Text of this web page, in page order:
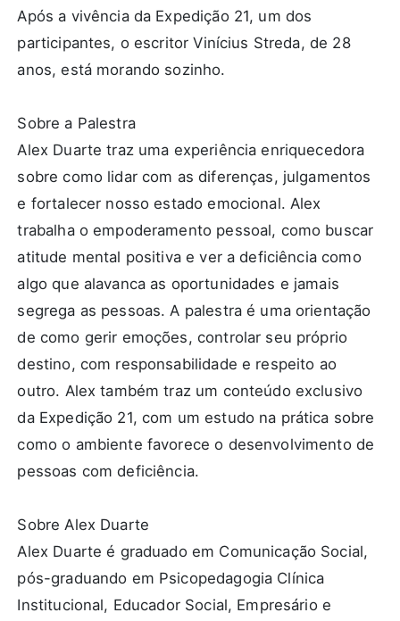
Após a vivência da Expedição 21, um dos
participantes, o escritor Vinícius Streda, de 28
anos, está morando sozinho.
Sobre a Palestra
Alex Duarte traz uma experiência enriquecedora
sobre como lidar com as diferenças, julgamentos
e fortalecer nosso estado emocional. Alex
trabalha o empoderamento pessoal, como buscar
atitude mental positiva e ver a deficiência como
algo que alavanca as oportunidades e jamais
segrega as pessoas. A palestra é uma orientação
de como gerir emoções, controlar seu próprio
destino, com responsabilidade e respeito ao
outro. Alex também traz um conteúdo exclusivo
da Expedição 21, com um estudo na prática sobre
como o ambiente favorece o desenvolvimento de
pessoas com deficiência.
Sobre Alex Duarte
Alex Duarte é graduado em Comunicação Social,
pós-graduando em Psicopedagogia Clínica
Institucional, Educador Social, Empresário e